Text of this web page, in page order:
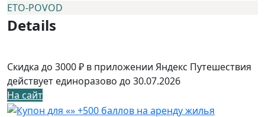
ETO-POVOD
Details
Скидка до 3000 ₽ в приложении Яндекс Путешествия
действует единоразово до 30.07.2026
На сайт